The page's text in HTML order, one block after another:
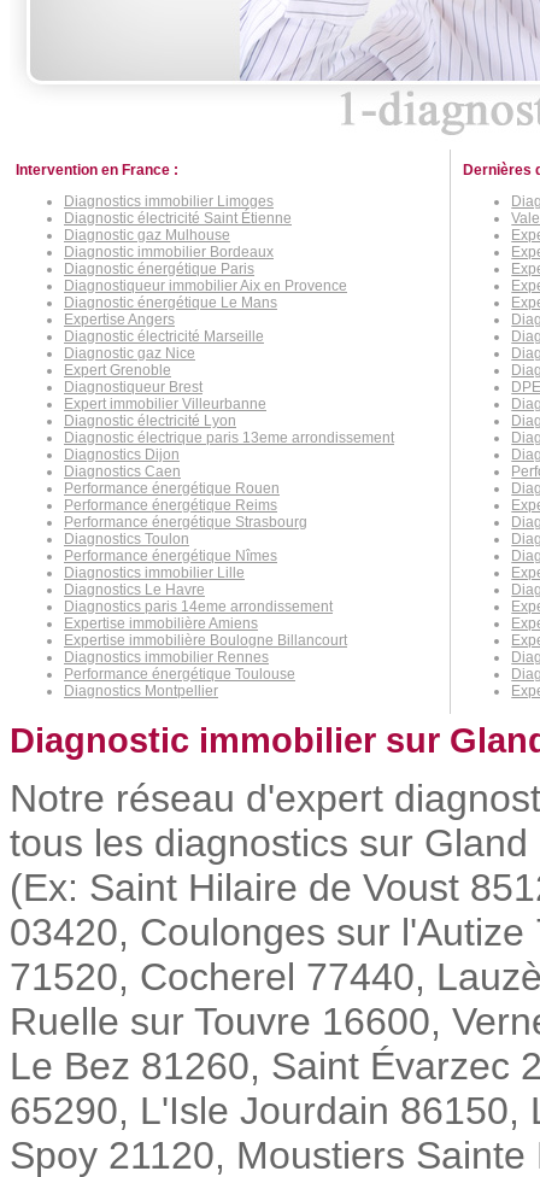
Intervention en France :
Diagnostics immobilier Limoges
Diagnostic électricité Saint Étienne
Diagnostic gaz Mulhouse
Diagnostic immobilier Bordeaux
Diagnostic énergétique Paris
Diagnostiqueur immobilier Aix en Provence
Diagnostic énergétique Le Mans
Expertise Angers
Diagnostic électricité Marseille
Diagnostic gaz Nice
Expert Grenoble
Diagnostiqueur Brest
Expert immobilier Villeurbanne
Diagnostic électricité Lyon
Diagnostic électrique paris 13eme arrondissement
Diagnostics Dijon
Diagnostics Caen
Performance énergétique Rouen
Performance énergétique Reims
Performance énergétique Strasbourg
Diagnostics Toulon
Performance énergétique Nîmes
Diagnostics immobilier Lille
Diagnostics Le Havre
Diagnostics paris 14eme arrondissement
Expertise immobilière Amiens
Expertise immobilière Boulogne Billancourt
Diagnostics immobilier Rennes
Performance énergétique Toulouse
Diagnostics Montpellier
Dernières
Diagnostic immobilier sur
Notre réseau d'expert
tous les diagnostics sur
(Ex: Saint Hilaire de Voust
03420, Coulonges sur
71520, Cocherel 77440,
Ruelle sur Touvre 16600,
Le Bez 81260, Saint Évarzec
65290, L'Isle Jourdain 86150,
Spoy 21120, Moustiers